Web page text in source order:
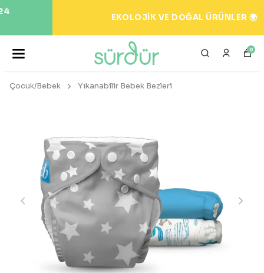
EKOLOJİK VE DOĞAL ÜRÜNLER 🌍
0
Çocuk/Bebek Yıkanabilir Bebek Bezleri